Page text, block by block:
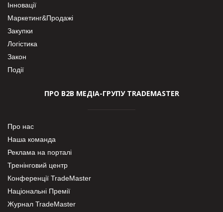
Інновації
Маркетинг&Продажі
Закупки
Логістика
Закон
Події
ПРО В2В МЕДІА-ГРУПУ TRADEMASTER
Про нас
Наша команда
Реклама на порталі
Тренінговий центр
Конференції TradeMaster
Національні Премії
Журнал TradeMaster